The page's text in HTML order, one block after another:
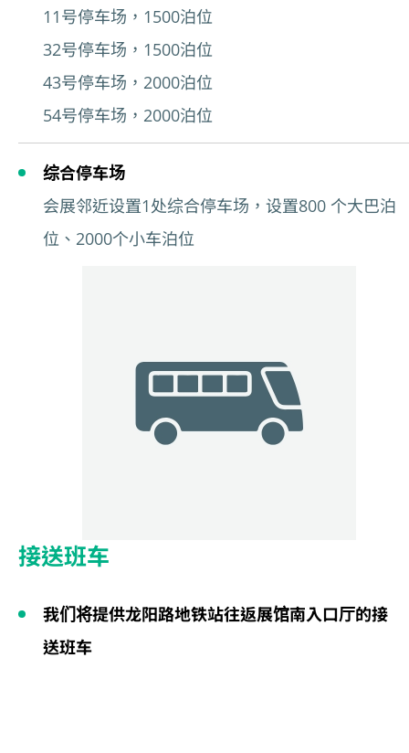
11号停车场，1500泊位
32号停车场，1500泊位
43号停车场，2000泊位
54号停车场，2000泊位
综合停车场
会展邻近设置1处综合停车场，设置800 个大巴泊
位、2000个小车泊位
接送班车
我们将提供龙阳路地铁站往返展馆南入口厅的接
送班车